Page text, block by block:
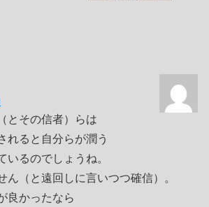
とその信者）らは
れると自分らが潤う
いるのでしょうね。
ん（と遠回しに言いつつ確信）。
良かったなら